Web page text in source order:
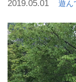
2019.05.01 遊ん